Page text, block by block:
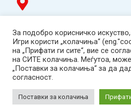
ТЦ Буњаковец - 1. кат, Скопје.
Tел: 078 669 482
Работно време: пон-пет 12:00-19:00 /саб
2001-2026 Goblin Games,
Гоблин ДОО, Скопје.
За подобро корисничко
Игри користи „колачиња“
на „Прифати ги сите“, вие се
на СИТЕ колачиња. Меѓутоа, може
„Поставки за колачиња“ за да
согласност.
Поставки за колачиња